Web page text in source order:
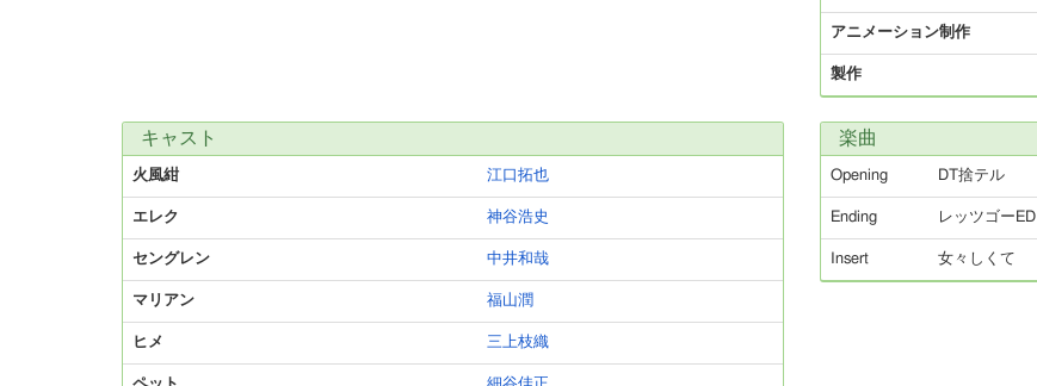
アニメーション制作
製作
キャスト
火風紺 江口拓也
エレク 神谷浩史
セングレン 中井和哉
マリアン 福山潤
ヒメ 三上枝織
楽曲
Opening DT捨テル
Ending レッツゴーED
Insert 女々しくて